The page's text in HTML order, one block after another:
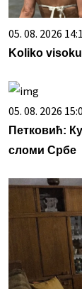
05. 08. 2026
Koliko
05. 08. 2026
Петковић:
сломи Србе